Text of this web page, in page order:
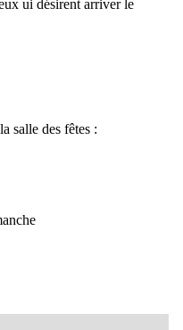
ui désirent arriver le
salle des fêtes :